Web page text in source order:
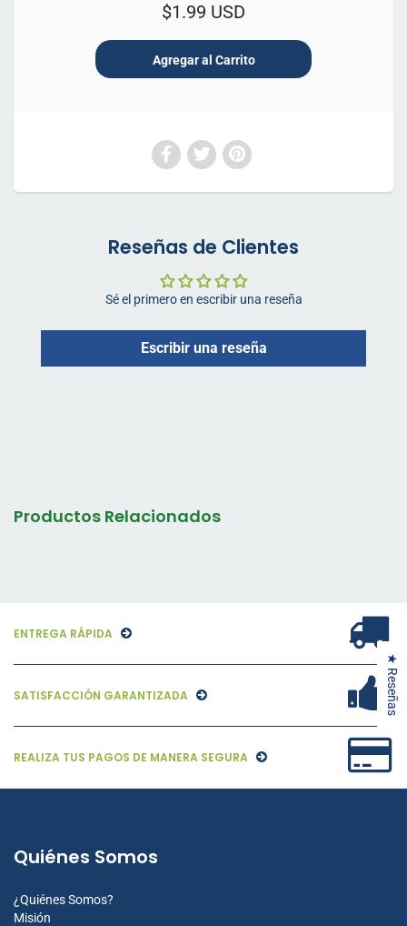
$1.99 USD
Reseñas de Clientes
Sé el primero en escribir una reseña
Escribir una reseña
Productos Relacionados
ENTREGA RÁPIDA
SATISFACCIÓN GARANTIZADA
REALIZA TUS PAGOS DE MANERA SEGURA
Quiénes Somos
¿Quiénes Somos?
Misión
★ Reseñas